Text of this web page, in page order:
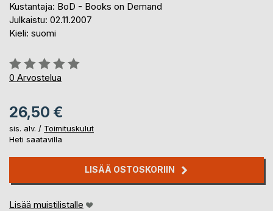
Kustantaja: BoD - Books on Demand
Julkaistu: 02.11.2007
Kieli: suomi
Arvostelu::
0%
0 Arvostelua
26,50 €
sis. alv. / Toimituskulut
Heti saatavilla
LISÄÄ OSTOSKORIIN
Lisää muistilistalle